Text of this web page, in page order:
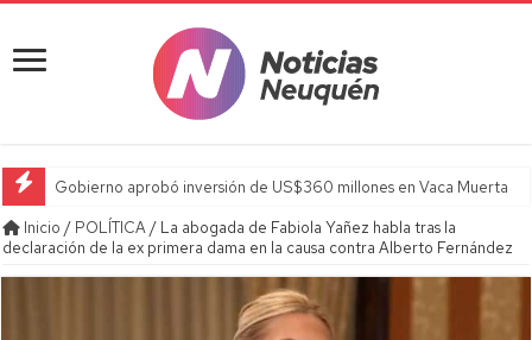
Gobierno aprobó inversión de US$360 millones en Vaca Muerta
Inicio / POLÍTICA/ La abogada de Fabiola Yañez habla tras la
declaración de la ex primera dama en la causa contra Alberto Fernández